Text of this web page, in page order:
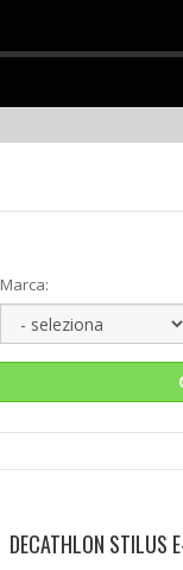
Marca:
DECATHLON STILUS